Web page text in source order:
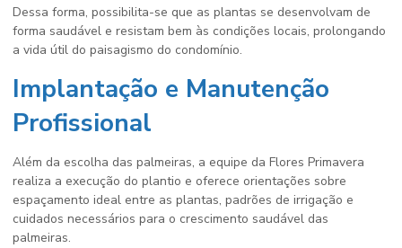
Dessa forma, possibilita-se que as plantas se desenvolvam de
forma saudável e resistam bem às condições locais, prolongando
a vida útil do paisagismo do condomínio.
Implantação e Manutenção
Profissional
Além da escolha das palmeiras, a equipe da Flores Primavera
realiza a execução do plantio e oferece orientações sobre
espaçamento ideal entre as plantas, padrões de irrigação e
cuidados necessários para o crescimento saudável das
palmeiras.